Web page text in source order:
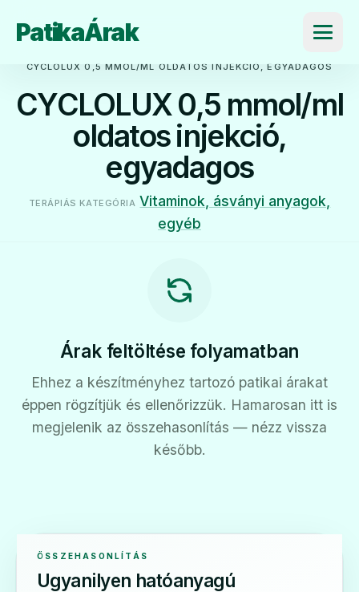
PatikaÁrak
CYCLOLUX 0,5 MMOL/ML OLDATOS INJEKCIÓ, EGYADAGOS
CYCLOLUX 0,5 mmol/ml
oldatos injekció,
egyadagos
TERÁPIÁS KATEGÓRIA Vitaminok, ásványi anyagok,
egyéb
Árak feltöltése folyamatban
Ehhez a készítményhez tartozó patikai árakat
éppen rögzítjük és ellenőrizzük. Hamarosan itt is
megjelenik az összehasonlítás — nézz vissza
később.
ÖSSZEHASONLÍTÁS
Ugyanilyen hatóanyagú